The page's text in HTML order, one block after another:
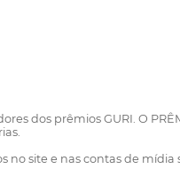
dos prêmios GURI. O
site e nas contas de mídia